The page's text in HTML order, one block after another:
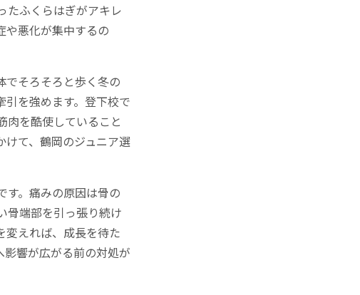
たふくらはぎがアキレ
や悪化が集中するの
でそろそろと歩く冬の
を強めます。登下校で
肉を酷使していること
けて、鶴岡のジュニア選
す。痛みの原因は骨の
骨端部を引っ張り続け
変えれば、成長を待た
響が広がる前の対処が